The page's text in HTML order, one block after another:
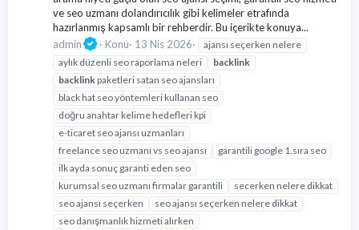
ve seo uzmanı dolandırıcılık gibi kelimeler etrafında
hazırlanmış kapsamlı bir rehberdir. Bu içerikte konuya...
admin
Konu 13 Nis 2026
ajansı seçerken nelere
aylık düzenli seo raporlama neleri
backlink
backlinkpaketleri satan seo ajansları
black hat seo yöntemleri kullanan seo
doğru anahtar kelime hedefleri kpi
e-ticaret seo ajansı uzmanları
freelance seo uzmanı vs seo ajansı
garantili google 1.sıra seo
ilk ayda sonuç garanti eden seo
kurumsal seo uzmanı firmalar garantili
secerken nelere dikkat
seo ajansı seçerken
seo ajansı seçerken nelere dikkat
seo danışmanlık hizmeti alırken